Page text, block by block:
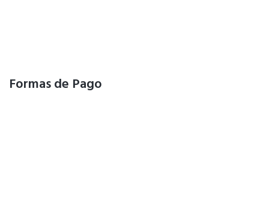
Formas de Pago